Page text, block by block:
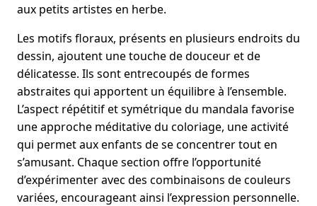
aux petits artistes en herbe.
Les motifs floraux, présents en plusieurs endroits du
dessin, ajoutent une touche de douceur et de
délicatesse. Ils sont entrecoupés de formes
abstraites qui apportent un équilibre à l’ensemble.
L’aspect répétitif et symétrique du mandala favorise
une approche méditative du coloriage, une activité
qui permet aux enfants de se concentrer tout en
s’amusant. Chaque section offre l’opportunité
d’expérimenter avec des combinaisons de couleurs
variées, encourageant ainsi l’expression personnelle.